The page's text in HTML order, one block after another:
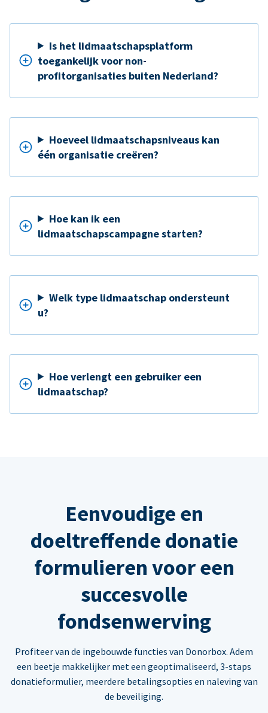
Is het lidmaatschapsplatform
toegankelijk voor non-
profitorganisaties buiten Nederland?
Hoeveel lidmaatschapsniveaus kan
één organisatie creëren?
Hoe kan ik een
lidmaatschapscampagne starten?
Welk type lidmaatschap ondersteunt
u?
Hoe verlengt een gebruiker een
lidmaatschap?
Eenvoudige en
doeltreffende donatie
formulieren voor een
succesvolle
fondsenwerving
Profiteer van de ingebouwde functies van Donorbox. Adem
een beetje makkelijker met een geoptimaliseerd, 3-staps
donatieformulier, meerdere betalingsopties en naleving van
de beveiliging.